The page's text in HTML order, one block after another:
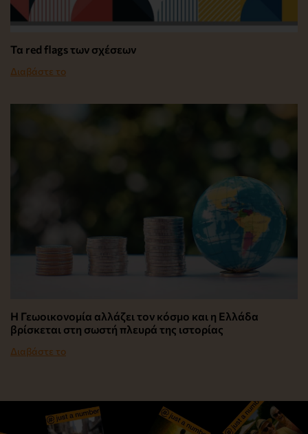
Τα red flags των σχέσεων
Διαβάστε το
Η Γεωοικονομία αλλάζει τον κόσμο και η Ελλάδα
βρίσκεται στη σωστή πλευρά της ιστορίας
Διαβάστε το